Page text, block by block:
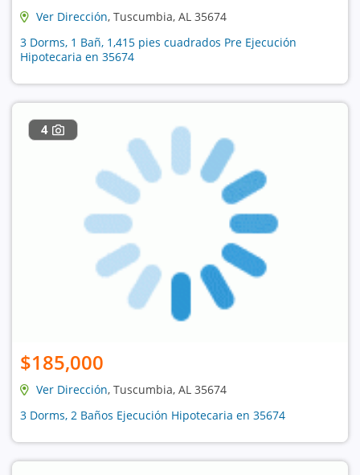
Ver Dirección, Tuscumbia, AL 35674
3 Dorms, 1 Bañ, 1,415 pies cuadrados Pre Ejecución
Hipotecaria en 35674
4
$185,000
Ver Dirección, Tuscumbia, AL 35674
3 Dorms, 2 Baños Ejecución Hipotecaria en 35674